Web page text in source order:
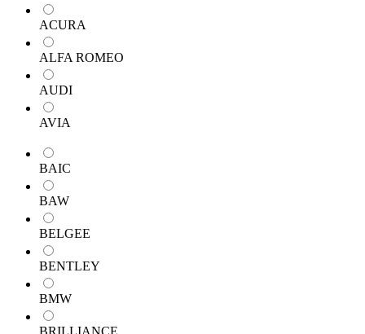
ACURA
ALFA ROMEO
AUDI
AVIA
BAIC
BAW
BELGEE
BENTLEY
BMW
BRILLIANCE